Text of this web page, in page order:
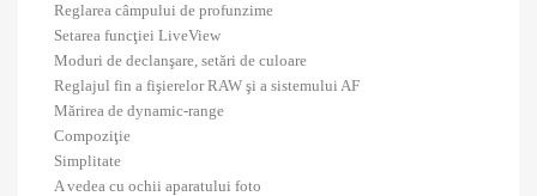
Reglarea câmpului de profunzime
Setarea funcţiei LiveView
Moduri de declanşare, setări de culoare
Reglajul fin a fişierelor RAW şi a sistemului AF
Mărirea de dynamic-range
Compoziţie
Simplitate
A vedea cu ochii aparatului foto